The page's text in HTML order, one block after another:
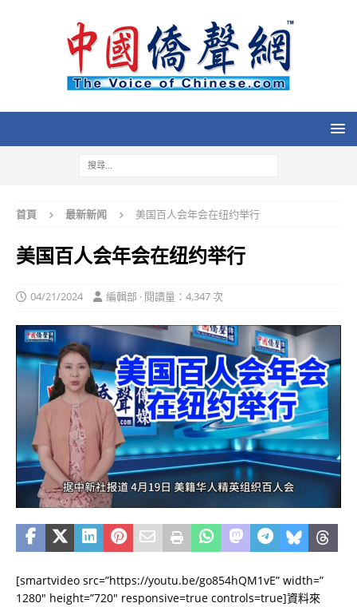
首頁 最新新闻 美国百人会年会在纽约举行
美国百人会年会在纽约举行
04/21/2024 編輯部 · 閱讀量：4,347 次
[smartvideo src=”https://youtu.be/go854hQM1vE” width=”
1280″ height=”720″ responsive=true controls=true]資料來